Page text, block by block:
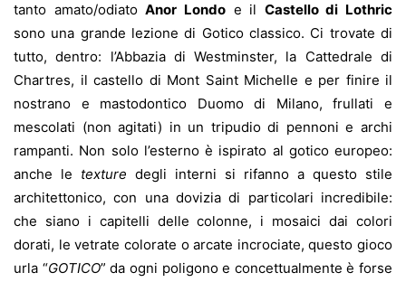
tanto amato/odiatoAnor Londoe il Castello di Lothric
sono una grande lezione di Gotico classico. Ci trovate di
tutto, dentro: l’Abbazia di Westminster, la Cattedrale di
Chartres, il castello di Mont Saint Michelle e per finire il
nostrano e mastodontico Duomo di Milano, frullati e
mescolati (non agitati) in un tripudio di pennoni e archi
rampanti. Non solo l’esterno è ispirato al gotico europeo:
anche le texture degli interni si rifanno a questo stile
architettonico, con una dovizia di particolari incredibile:
che siano i capitelli delle colonne, i mosaici dai colori
dorati, le vetrate colorate o arcate incrociate, questo gioco
urla “GOTICO” da ogni poligono e concettualmente è forse